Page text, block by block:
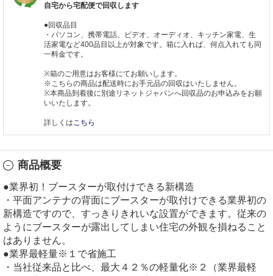
自宅から宅配便で回収します
●回収品目
・パソコン、携帯電話、ビデオ、オーディオ、キッチン家電、生
活家電など400品目以上が対象です。箱に入れば、何点入れても同
一料金です。
※箱のご用意はお客様にてお願いします。
※こちらの商品は配送時にお手元品の回収はいたしません。
※本商品到着後に別途リネットジャパンへ回収品のお申込みをお願
いいたします。
詳しくはこちら
商品概要
●業界初！ブースターが取付けできる新構造
・平面アンテナの背面にブースターが取付けできる業界初の
新構造ですので、すっきりきれいな設置ができます。従来の
ようにブースターが露出してしまい住宅の外観を損ねること
はありません。
●業界最軽量※１で省施工
・当社従来品と比べ、最大４２％の軽量化※２（業界最軽